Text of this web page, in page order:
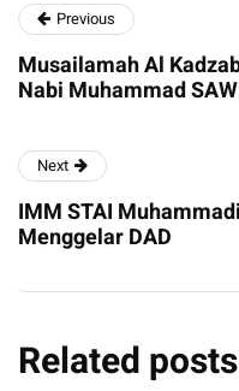
Previous
Musailamah Al
Nabi Muhammad SAW
Next
IMM STAI
Menggelar DAD
Related posts